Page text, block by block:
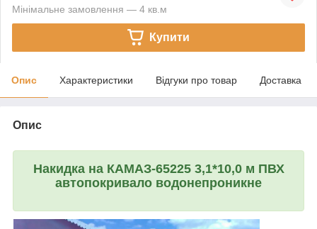
Мінімальне замовлення — 4 кв.м
Купити
Опис Характеристики Відгуки про товар Доставка
Опис
Накидка на КАМАЗ-65225 3,1*10,0 м ПВХ
автопокривало водонепроникне